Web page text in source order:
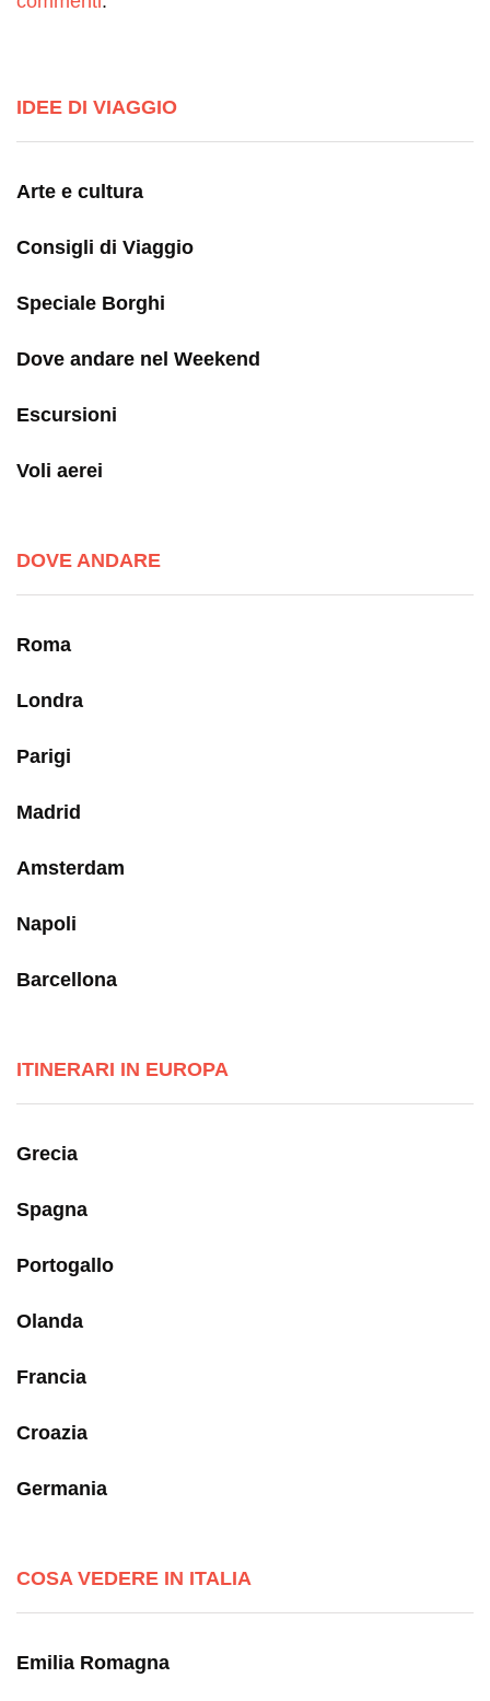
IDEE DI VIAGGIO
Arte e cultura
Consigli di Viaggio
Speciale Borghi
Dove andare nel Weekend
Escursioni
Voli aerei
DOVE ANDARE
Roma
Londra
Parigi
Madrid
Amsterdam
Napoli
Barcellona
ITINERARI IN EUROPA
Grecia
Spagna
Portogallo
Olanda
Francia
Croazia
Germania
COSA VEDERE IN ITALIA
Emilia Romagna